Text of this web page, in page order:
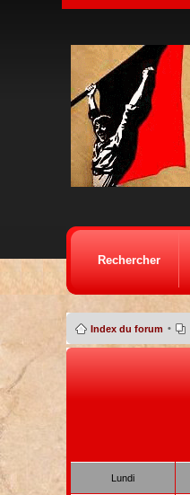
Rechercher
Index du forum •
Lundi